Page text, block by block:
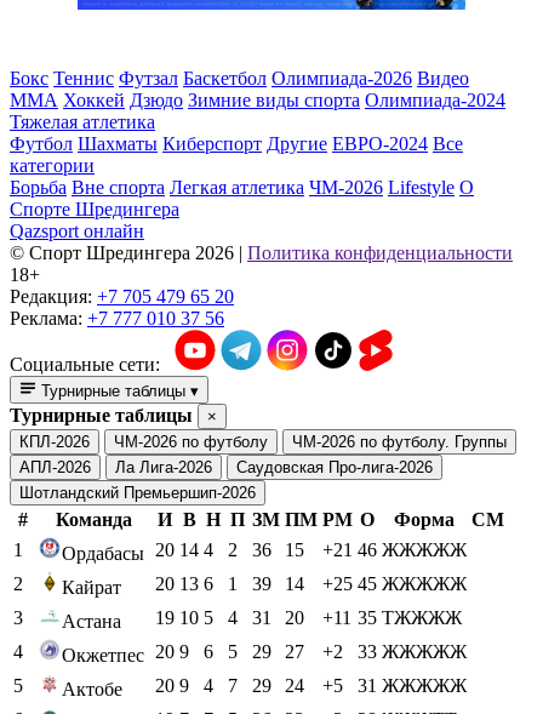
Бокс Теннис Футзал Баскетбол Олимпиада-2026 Видео
ММА Хоккей Дзюдо Зимние виды спорта Олимпиада-2024
Тяжелая атлетика
Футбол Шахматы Киберспорт Другие ЕВРО-2024 Все
категории
Борьба Вне спорта Легкая атлетика ЧМ-2026 Lifestyle О
Спорте Шредингера
Qazsport онлайн
© Cпорт Шредингера 2026 | Политика конфиденциальности
18+
Редакция: +7 705 479 65 20
Реклама: +7 777 010 37 56
Социальные сети:
Турнирные таблицы ▾
Турнирные таблицы
×
КПЛ-2026
ЧМ-2026 по футболу
ЧМ-2026 по футболу. Группы
АПЛ-2026
Ла Лига-2026
Саудовская Про-лига-2026
Шотландский Премьершип-2026
# Команда И В Н П ЗМ ПМ РМ О Форма
СМ
1
Ордабасы 20 14 4 2 36 15 +21 46 ЖЖЖЖЖ
2
Кайрат 20 13 6 1 39 14 +25 45 ЖЖЖЖЖ
3
Астана 19 10 5 4 31 20 +11 35 ТЖЖЖЖ
4
Окжетпес 20 9 6 5 29 27 +2 33 ЖЖЖЖЖ
5
Актобе 20 9 4 7 29 24 +5 31 ЖЖЖЖЖ